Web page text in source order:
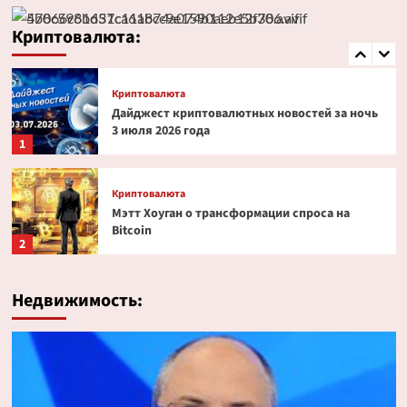
Криптовалюта:
5
Эксперт PlanB допустил снижение биткоина
до $52 000
1
Криптовалюта
Дайджест криптовалютных новостей за ночь
3 июля 2026 года
2
Криптовалюта
Мэтт Хоуган о трансформации спроса на
Bitcoin
Криптовалюта
токенизированных акциях
Криптовалюта
Недвижимость: